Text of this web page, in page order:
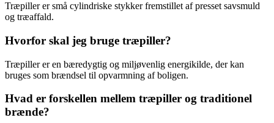
Træpiller er små cylindriske stykker fremstillet af presset savsmuld
og træaffald.
Hvorfor skal jeg bruge træpiller?
Træpiller er en bæredygtig og miljøvenlig energikilde, der kan
bruges som brændsel til opvarmning af boligen.
Hvad er forskellen mellem træpiller og traditionel
brænde?